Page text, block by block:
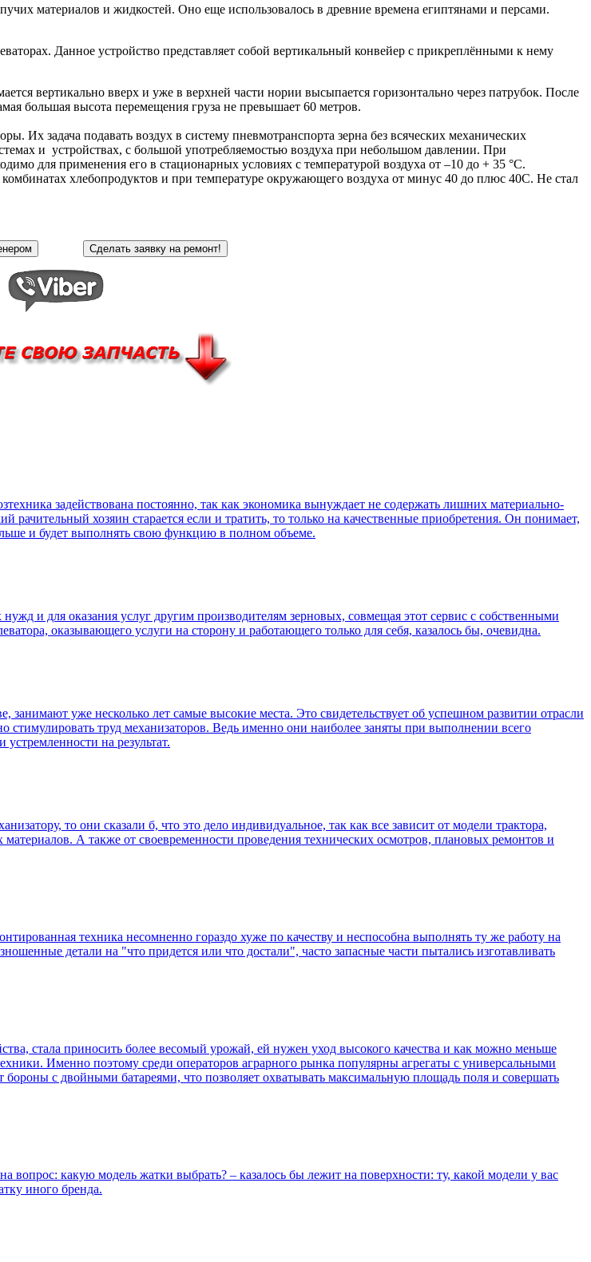
материалов и жидкостей. Оно еще использовалось в древние времена египтянами и персами.
Данное устройство представляет собой вертикальный конвейер с прикреплёнными к нему
вертикально вверх и уже в верхней части нории высыпается горизонтально через патрубок. После
большая высота перемещения груза не превышает 60 метров.
Их задача подавать воздух в систему пневмотранспорта зерна без всяческих механических
и устройствах, с большой употребляемостью воздуха при небольшом давлении. При
для применения его в стационарных условиях с температурой воздуха от –10 до + 35 °С.
хлебопродуктов и при температуре окружающего воздуха от минус 40 до плюс 40С. Не стал
задействована постоянно, так как экономика вынуждает не содержать лишних материально-
хозяин старается если и тратить, то только на качественные приобретения. Он понимает,
и будет выполнять свою функцию в полном объеме.
и для оказания услуг другим производителям зерновых, совмещая этот сервис с собственными
оказывающего услуги на сторону и работающего только для себя, казалось бы, очевидна.
занимают уже несколько лет самые высокие места. Это свидетельствует об успешном развитии отрасли
стимулировать труд механизаторов. Ведь именно они наиболее заняты при выполнении всего
устремленности на результат.
то они сказали б, что это дело индивидуальное, так как все зависит от модели трактора,
А также от своевременности проведения технических осмотров, плановых ремонтов и
техника несомненно гораздо хуже по качеству и неспособна выполнять ту же работу на
детали на "что придется или что достали", часто запасные части пытались изготавливать
стала приносить более весомый урожай, ей нужен уход высокого качества и как можно меньше
Именно поэтому среди операторов аграрного рынка популярны агрегаты с универсальными
с двойными батареями, что позволяет охватывать максимальную площадь поля и совершать
вопрос: какую модель жатки выбрать? – казалось бы лежит на поверхности: ту, какой модели у вас
иного бренда.